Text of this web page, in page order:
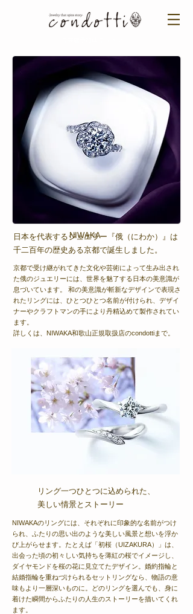
NIWAKA
日本を代表するジュエラー『俄（にわか）』は
千二百年の歴史ある京都で誕生しました。
京都で受け継がれてきた文化や芸術によって生み出され
た俄のジュエリーには、世界を魅了する日本の美意識が
息づいています。 和の美意識が斬新なデザインで表現さ
れたリングには、ひとつひとつ名前が付けられ、デザイ
ナーやクラフトマンの手により丹精込めて製作されてい
ます。
詳しくは、NIWAKA和歌山正規取扱店のcondottiまで。
​リング一つひとつに込められた、
美しい情景とストーリー
NIWAKAのリングには、それぞれに印象的な名前がつけ
られ、ふたりの思い出のような美しい風景と想いを浮か
び上がらせます。たとえば「初桜（UIZAKURA）」は、
出会った頃の初々しい気持ちを薄紅の桜でイメージし、
ダイヤモンドを桜の花に見立てたデザイン。婚約指輪と
結婚指輪を重ねづけられるセットリングなら、物語の意
味もより一層深いものに。どのリングを選んでも、身に
着けた瞬間からふたりの人生のストーリーを描いてくれ
ます。